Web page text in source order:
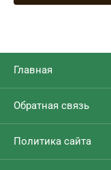
Главная
Обратная связь
Политика сайта